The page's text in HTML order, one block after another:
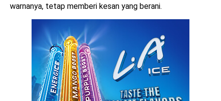
benefit
menarik
warnanya, tetap memberi kesan yang berani.